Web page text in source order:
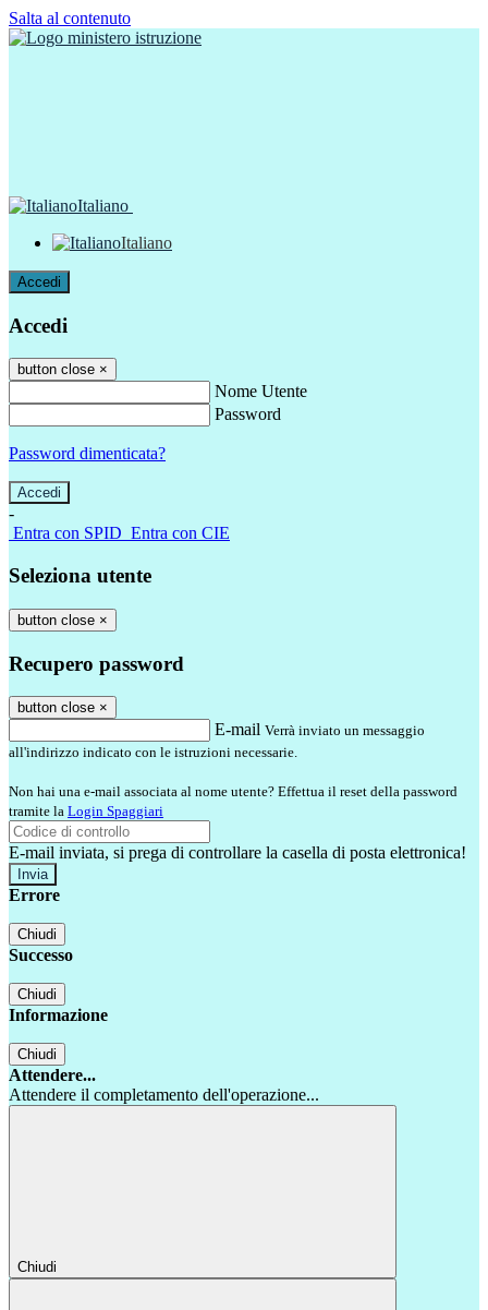
Salta al contenuto
Italiano
Italiano
Accedi
Accedi
button close ×
Nome Utente
Password
Password dimenticata?
-
Entra con SPID Entra con CIE
Seleziona utente
button close ×
Recupero password
button close ×
E-mail Verrà inviato un messaggio
all'indirizzo indicato con le istruzioni necessarie.
Non hai una e-mail associata al nome utente? Effettua il reset della password
tramite la Login Spaggiari
E-mail inviata, si prega di controllare la casella di posta elettronica!
Errore
Chiudi
Successo
Chiudi
Informazione
Chiudi
Attendere...
Attendere il completamento dell'operazione...
Chiudi